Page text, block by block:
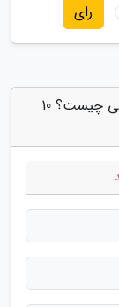
رای
دیدگاه های مرتبط با "پدیده خستگی اجتماعی چیست؟ 10